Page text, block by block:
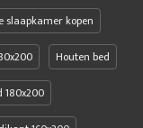
slaapkamer kopen
Houten bed
180x200